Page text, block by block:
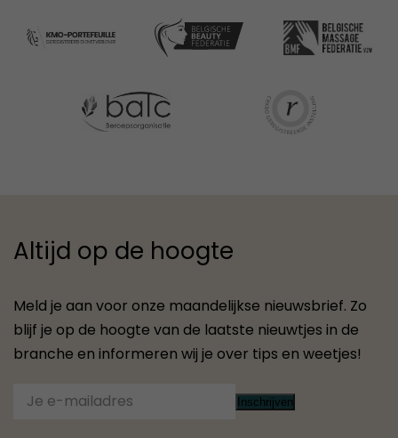
Altijd op de hoogte
Meld je aan voor onze maandelijkse nieuwsbrief. Zo
blijf je op de hoogte van de laatste nieuwtjes in de
branche en informeren wij je over tips en weetjes!
Inschrijven